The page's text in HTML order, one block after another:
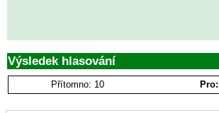
Výsledek hlasování
Přítomno: 10